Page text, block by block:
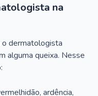
na
o dermatologista
alguma queixa. Nesse
ardência,